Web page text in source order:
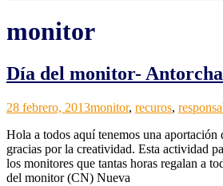
monitor
Día del monitor-
Grupos
Materiales
28 febrero, 2013monitor, recuros,
Hola a todos aquí tenemos una aportación
gracias por la creatividad. Esta actividad
los monitores que tantas horas regalan a
del monitor (CN) Nueva